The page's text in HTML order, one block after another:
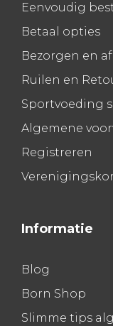
Eenvoudig
Betaal opties
Bezorgen en
Ruilen en
Sportvoeding
Algemene
Registreren
Informatie
Blog
Born Shop
Slimme tips